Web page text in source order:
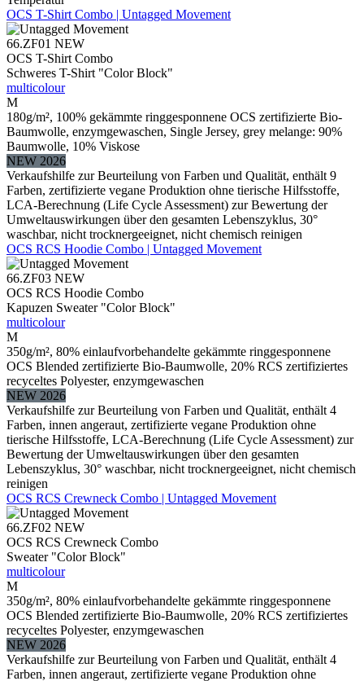
OCS T-Shirt Combo | Untagged Movement
66.ZF01 NEW
OCS T-Shirt Combo
Schweres T-Shirt "Color Block"
multicolour
M
180g/m², 100% gekämmte ringgesponnene OCS zertifizierte Bio-
Baumwolle, enzymgewaschen, Single Jersey, grey melange: 90%
Baumwolle, 10% Viskose
NEW 2026
Verkaufshilfe zur Beurteilung von Farben und Qualität, enthält 9
Farben, zertifizierte vegane Produktion ohne tierische Hilfsstoffe,
LCA-Berechnung (Life Cycle Assessment) zur Bewertung der
Umweltauswirkungen über den gesamten Lebenszyklus, 30°
waschbar, nicht trocknergeeignet, nicht chemisch reinigen
OCS RCS Hoodie Combo | Untagged Movement
66.ZF03 NEW
OCS RCS Hoodie Combo
Kapuzen Sweater "Color Block"
multicolour
M
350g/m², 80% einlaufvorbehandelte gekämmte ringgesponnene
OCS Blended zertifizierte Bio-Baumwolle, 20% RCS zertifiziertes
recyceltes Polyester, enzymgewaschen
NEW 2026
Verkaufshilfe zur Beurteilung von Farben und Qualität, enthält 4
Farben, innen angeraut, zertifizierte vegane Produktion ohne
tierische Hilfsstoffe, LCA-Berechnung (Life Cycle Assessment) zur
Bewertung der Umweltauswirkungen über den gesamten
Lebenszyklus, 30° waschbar, nicht trocknergeeignet, nicht chemisch
reinigen
OCS RCS Crewneck Combo | Untagged Movement
66.ZF02 NEW
OCS RCS Crewneck Combo
Sweater "Color Block"
multicolour
M
350g/m², 80% einlaufvorbehandelte gekämmte ringgesponnene
OCS Blended zertifizierte Bio-Baumwolle, 20% RCS zertifiziertes
recyceltes Polyester, enzymgewaschen
NEW 2026
Verkaufshilfe zur Beurteilung von Farben und Qualität, enthält 4
Farben, innen angeraut, zertifizierte vegane Produktion ohne